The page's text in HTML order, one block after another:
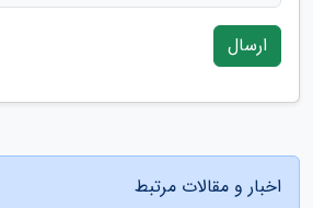
ارسال
اخبار و مقالات مرتبط